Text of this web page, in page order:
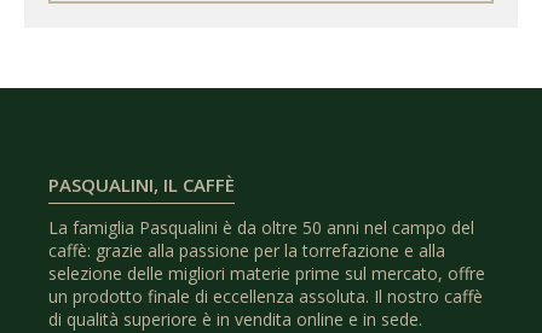
PASQUALINI, IL CAFFÈ
La famiglia Pasqualini è da oltre 50 anni nel campo del
caffè: grazie alla passione per la torrefazione e alla
selezione delle migliori materie prime sul mercato, offre
un prodotto finale di eccellenza assoluta. Il nostro caffè
di qualità superiore è in vendita online e in sede.